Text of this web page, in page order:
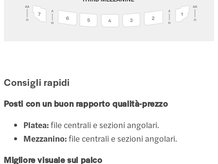
Consigli rapidi
Posti con un buon rapporto qualità-prezzo
Platea:file centrali e sezioni angolari.
Mezzanino:file centrali e sezioni angolari.
Migliore visuale sul palco